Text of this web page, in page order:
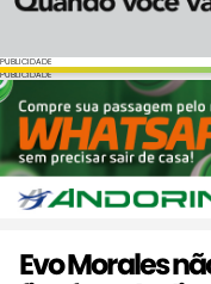
PUBLICIDADE
PUBLICIDADE
Evo Morales